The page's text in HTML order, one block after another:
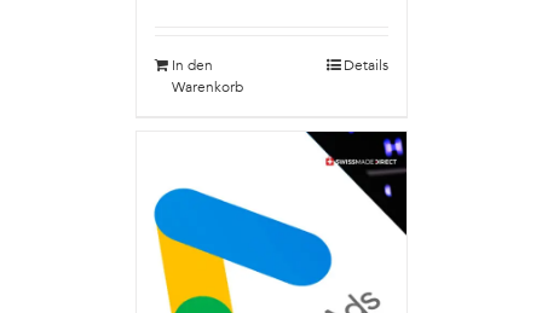
In den
Warenkorb
Details